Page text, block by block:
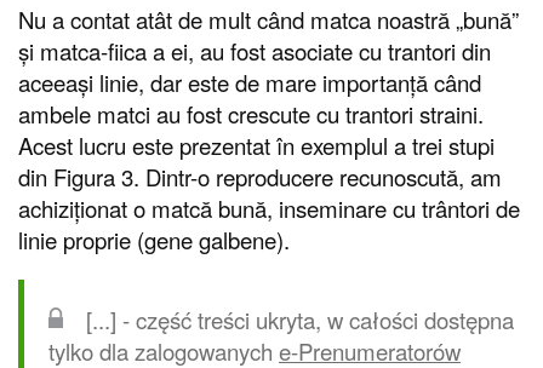
Nu a contat atât de mult când matca noastră „bună”
și matca-fiica a ei, au fost asociate cu trantori din
aceeași linie, dar este de mare importanță când
ambele matci au fost crescute cu trantori straini.
Acest lucru este prezentat în exemplul a trei stupi
din Figura 3. Dintr-o reproducere recunoscută, am
achiziționat o matcă bună, inseminare cu trântori de
linie proprie (gene galbene).
[...] - część treści ukryta, w całości dostępna
tylko dla zalogowanych e-Prenumeratorów